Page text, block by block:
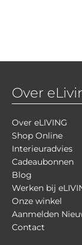
Over
Over eLIVING
Shop Online
Interieuradvies
Cadeaubonnen
Blog
Werken bij
Onze winkel
Aanmelden
Contact